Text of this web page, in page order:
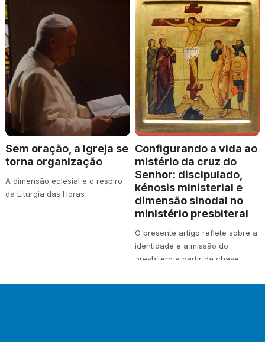
Sem oração, a Igreja se
torna organização
A dimensão eclesial e o respiro
da Liturgia das Horas
Configurando a vida ao
mistério da cruz do
Senhor: discipulado,
kénosis ministerial e
dimensão sinodal no
ministério presbiteral
O presente artigo reflete sobre a
identidade e a missão do
presbítero a partir da chave